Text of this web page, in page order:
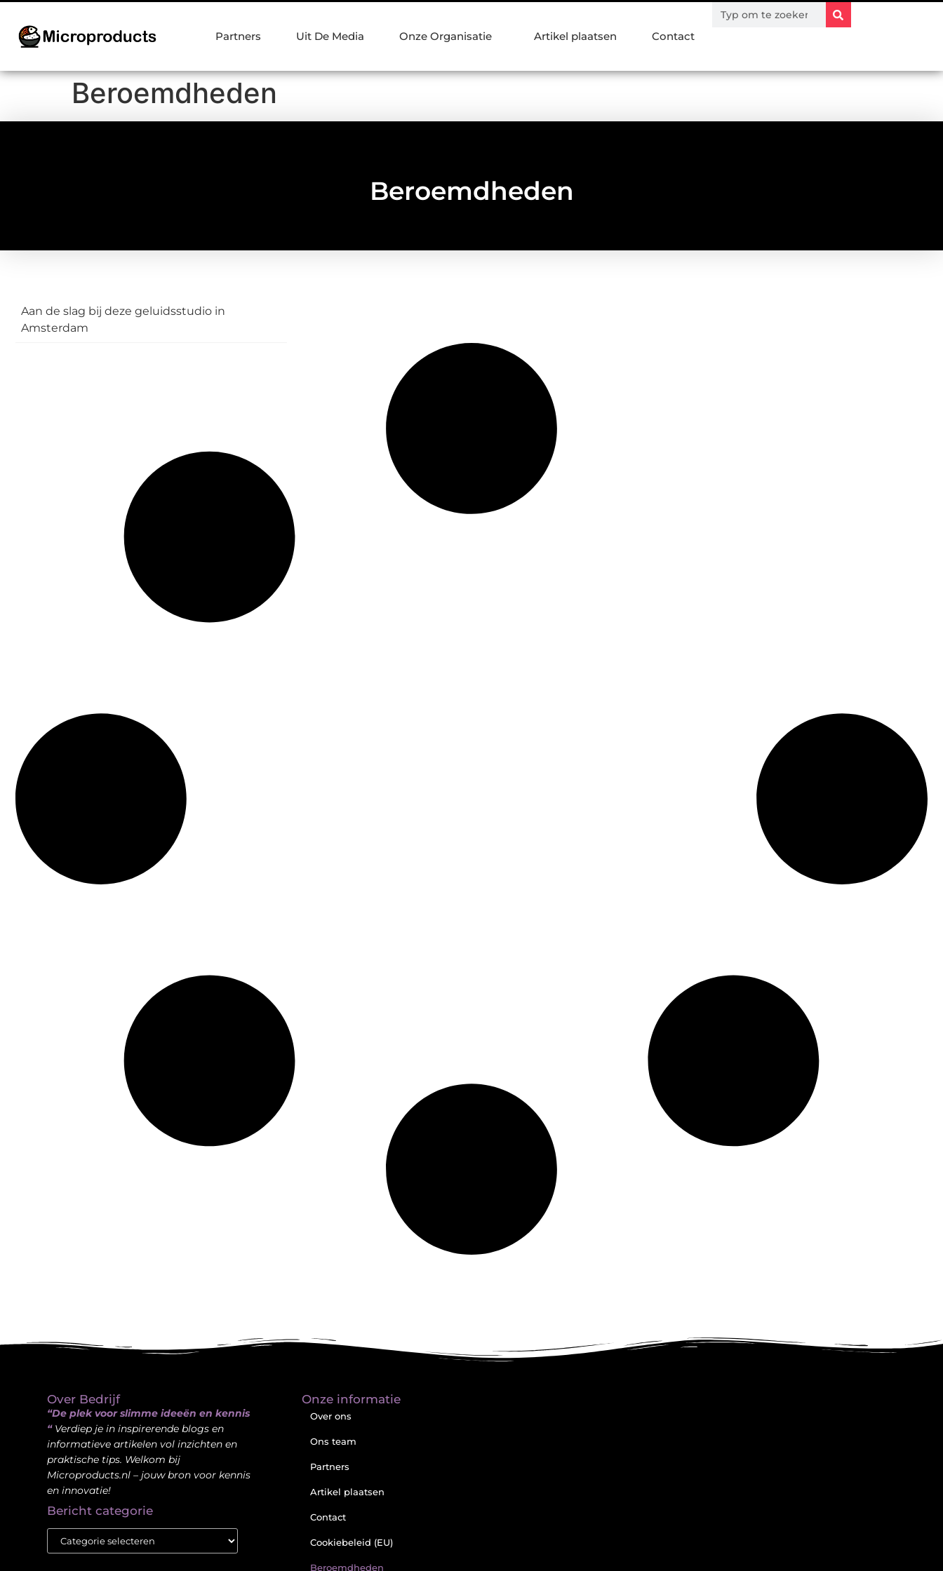
Partners Uit De Media Onze Organisatie Artikel plaatsen Contact
Beroemdheden
Beroemdheden
Aan de slag bij deze geluidsstudio in
Amsterdam
Over Bedrijf
“De plek voor slimme ideeën en kennis
“Verdiep je in inspirerende blogs en
informatieve artikelen vol inzichten en
praktische tips. Welkom bij
Microproducts.nl – jouw bron voor kennis
en innovatie!
Bericht categorie
Onze informatie
Over ons
Ons team
Partners
Artikel plaatsen
Contact
Cookiebeleid (EU)
Beroemdheden